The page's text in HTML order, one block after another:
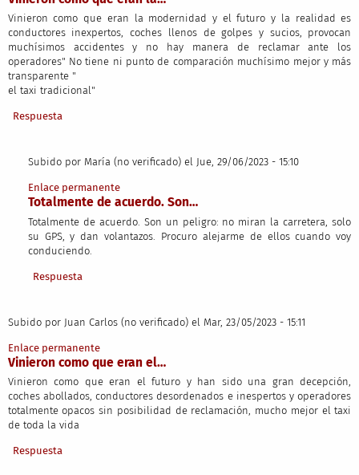
Vinieron como que eran la modernidad y el futuro y la realidad es
conductores inexpertos, coches llenos de golpes y sucios, provocan
muchísimos accidentes y no hay manera de reclamar ante los
operadores" No tiene ni punto de comparación muchísimo mejor y más
transparente "
el taxi tradicional"
Respuesta
Subido por María (no verificado) el Jue, 29/06/2023 - 15:10
En respuesta aVinieron como que eran la…
Enlace permanente
Totalmente de acuerdo. Son…
Totalmente de acuerdo. Son un peligro: no miran la carretera, solo
su GPS, y dan volantazos. Procuro alejarme de ellos cuando voy
conduciendo.
Respuesta
Subido por Juan Carlos (no verificado) el Mar, 23/05/2023 - 15:11
Enlace permanente
Vinieron como que eran el…
Vinieron como que eran el futuro y han sido una gran decepción,
coches abollados, conductores desordenados e inespertos y operadores
totalmente opacos sin posibilidad de reclamación, mucho mejor el taxi
de toda la vida
Respuesta